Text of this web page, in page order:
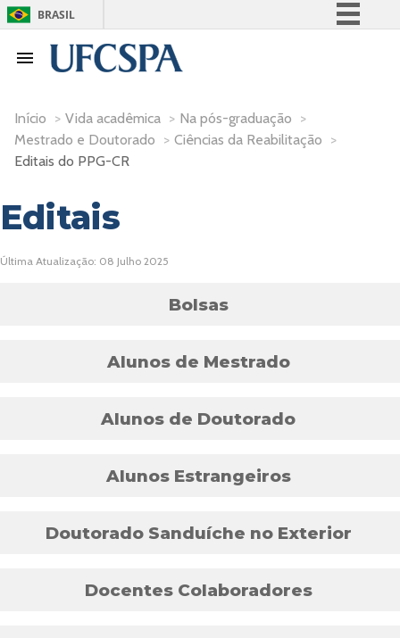
BRASIL
Acesso à informação
Início > Vida acadêmica > Na pós-graduação >
Mestrado e Doutorado > Ciências da Reabilitação >
Editais do PPG-CR
Editais
Última Atualização: 08 Julho 2025
Bolsas
Alunos de Mestrado
Alunos de Doutorado
Alunos Estrangeiros
Doutorado Sanduíche no Exterior
Docentes Colaboradores